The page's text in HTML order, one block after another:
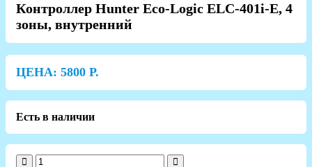
Контроллер Hunter Eco-Logic ELC-401i-E, 4
зоны, внутренний
ЦЕНА: 5800 Р.
Есть в наличии